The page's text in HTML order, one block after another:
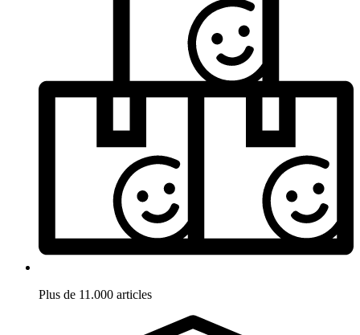
Plus de 11.000 articles